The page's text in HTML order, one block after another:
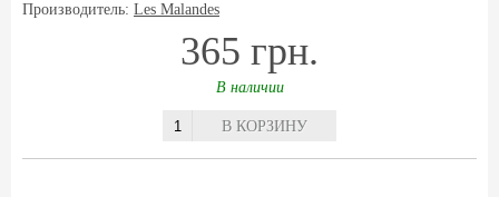
Производитель: Les Malandes
365 грн.
В наличии
В КОРЗИНУ